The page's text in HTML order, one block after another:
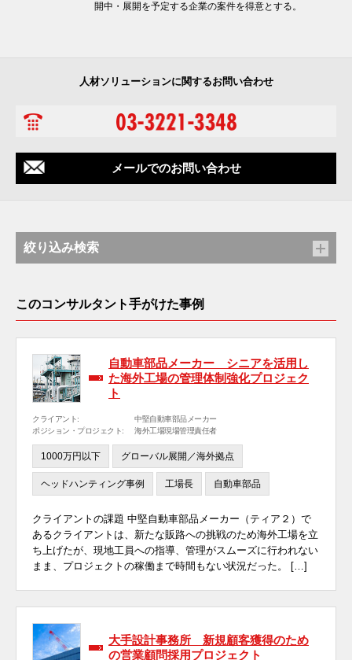
開中・展開を予定する企業の案件を得意とする。
人材ソリューションに関するお問い合わせ
メールでのお問い合わせ
絞り込み検索
このコンサルタント手がけた事例
自動車部品メーカー シニアを活用し
た海外工場の管理体制強化プロジェク
ト
クライアント:
中堅自動車部品メーカー
ポジション・プロジェクト:
海外工場現場管理責任者
1000万円以下 グローバル展開／海外拠点
ヘッドハンティング事例 工場長 自動車部品
クライアントの課題 中堅自動車部品メーカー（ティア２）で
あるクライアントは、新たな販路への挑戦のため海外工場を立
ち上げたが、現地工員への指導、管理がスムーズに行われない
まま、プロジェクトの稼働まで時間もない状況だった。 […]
大手設計事務所 新規顧客獲得のため
の営業顧問採用プロジェクト